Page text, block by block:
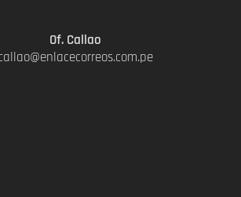
Of. Callao